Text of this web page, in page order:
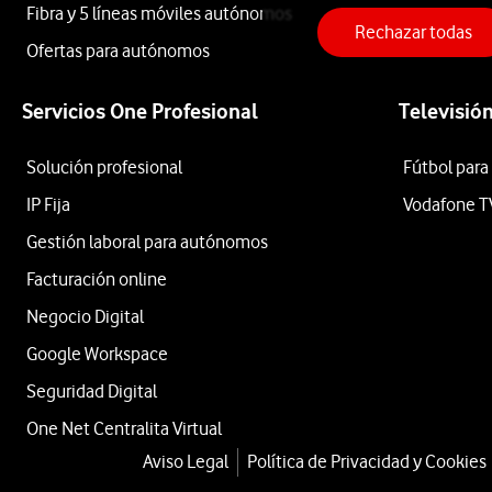
Apple
Watch
Series
11
con
Fibra y 5 líneas móviles autónomos
Ofertas para autónomos
Servicios One Profesional
Solución profesional
IP Fija
Gestión laboral para autónomos
Facturación online
Negocio Digital
Google Workspace
Seguridad Digital
One Net Centralita Virtual
Televisión
Fútbol
Vodafone
Aviso Legal Política de Privacidad y Cookies
Rechazar todas